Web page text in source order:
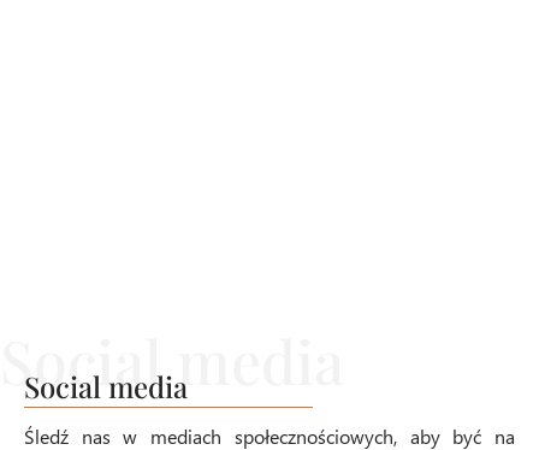
Social media
Śledź nas w mediach społecznościowych, aby być na